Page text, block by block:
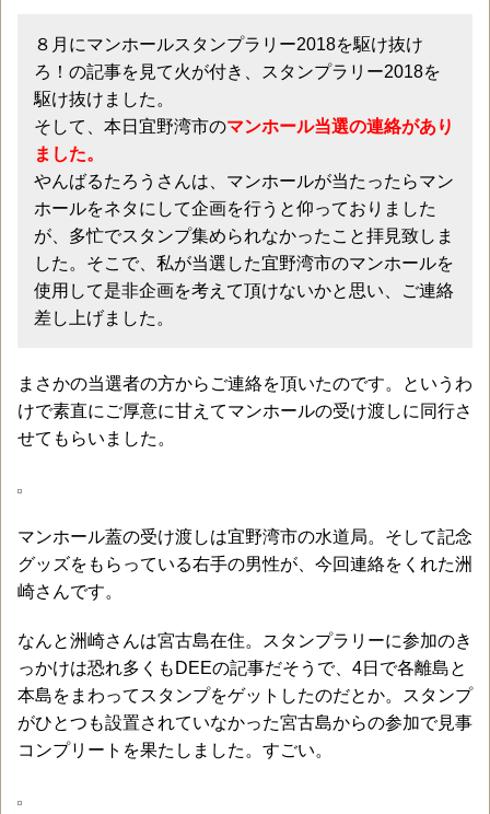
８月にマンホールスタンプラリー2018を駆け抜け
ろ！の記事を見て火が付き、スタンプラリー2018を
駆け抜けました。
そして、本日宜野湾市のマンホール当選の連絡があり
ました。
やんばるたろうさんは、マンホールが当たったらマン
ホールをネタにして企画を行うと仰っておりました
が、多忙でスタンプ集められなかったこと拝見致しま
した。そこで、私が当選した宜野湾市のマンホールを
使用して是非企画を考えて頂けないかと思い、ご連絡
差し上げました。
まさかの当選者の方からご連絡を頂いたのです。というわ
けで素直にご厚意に甘えてマンホールの受け渡しに同行さ
せてもらいました。
マンホール蓋の受け渡しは宜野湾市の水道局。そして記念
グッズをもらっている右手の男性が、今回連絡をくれた洲
崎さんです。
なんと洲崎さんは宮古島在住。スタンプラリーに参加のき
っかけは恐れ多くもDEEの記事だそうで、4日で各離島と
本島をまわってスタンプをゲットしたのだとか。スタンプ
がひとつも設置されていなかった宮古島からの参加で見事
コンプリートを果たしました。すごい。